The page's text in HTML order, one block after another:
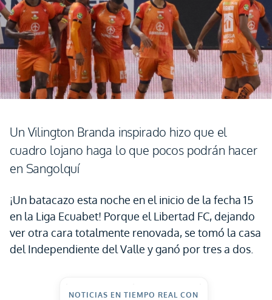
Un Vilington Branda inspirado hizo que el
cuadro lojano haga lo que pocos podrán hacer
en Sangolquí
¡Un batacazo esta noche en el inicio de la fecha 15
en la Liga Ecuabet! Porque el Libertad FC, dejando
ver otra cara totalmente renovada, se tomó la casa
del Independiente del Valle y ganó por tres a dos.
NOTICIAS EN TIEMPO REAL CON